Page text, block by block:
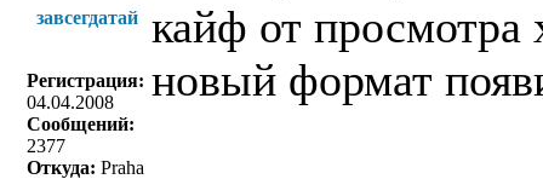
завсегдатай
Регистрация:
04.04.2008
Сообщений:
2377
Откуда: Praha
кайф от просмотра
новый формат